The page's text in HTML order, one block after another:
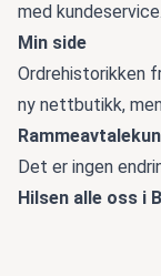
med kundeservice.
Min side
Ordrehistorikken
ny nettbutikk,
Det er ingen
Hilsen alle oss i